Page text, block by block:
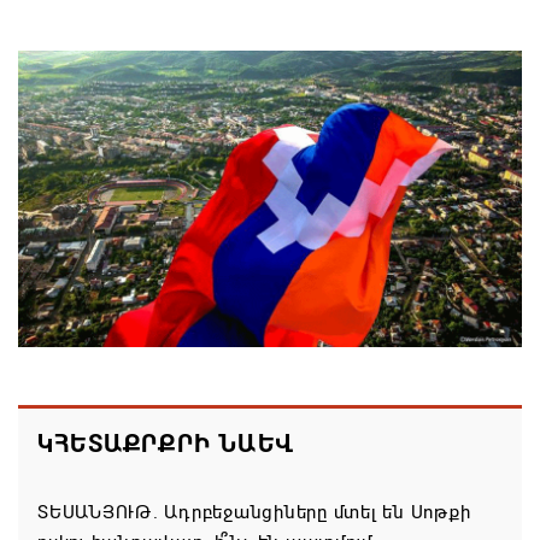
այցելելուց․ Մատվիենկո
06.08.2026 20:30
ՌԴ–ն ՀՀ–ից երկաթուղու կոնցեսիոն
կառավարման մասին պաշտոնական դիմում չի
ստացել. Օվերչուկ
06.08.2026 19:03
Հայաստանյայց Առաքելական Եկեղեցու
կառավարության հետ խորացող
հակամարտության պատճառով․ Reuters-ի
ԿՀԵՏԱՔՐՔՐԻ ՆԱԵՎ
ՏԵՍԱՆՅՈՒԹ. Ադրբեջանցիները մտել են Սոթքի